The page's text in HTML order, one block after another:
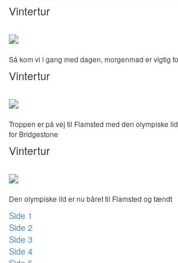
Vintertur
Så kom vi i gang med dagen, morgenmad er vigtig
Vintertur
Troppen er på vej til Flamsted med den olympiske
for Bridgestone
Vintertur
Den olympiske ild er nu båret til Flamsted og tændt
Side 1
Side 2
Side 3
Side 4